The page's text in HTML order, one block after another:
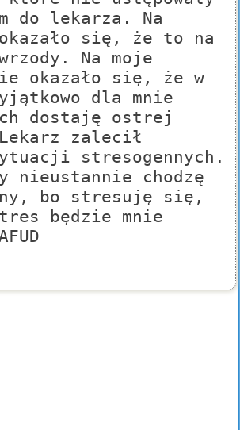
do lekarza. Na
się, że to na
Na moje
okazało się, że w
dla mnie
dostaję ostrej
zalecił
stresogennych.
nieustannie chodzę
bo stresuję się,
będzie mnie